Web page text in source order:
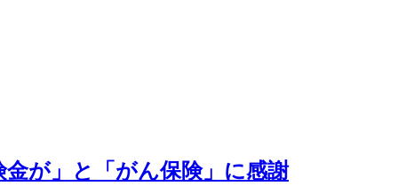
が」と「がん保険」に感謝